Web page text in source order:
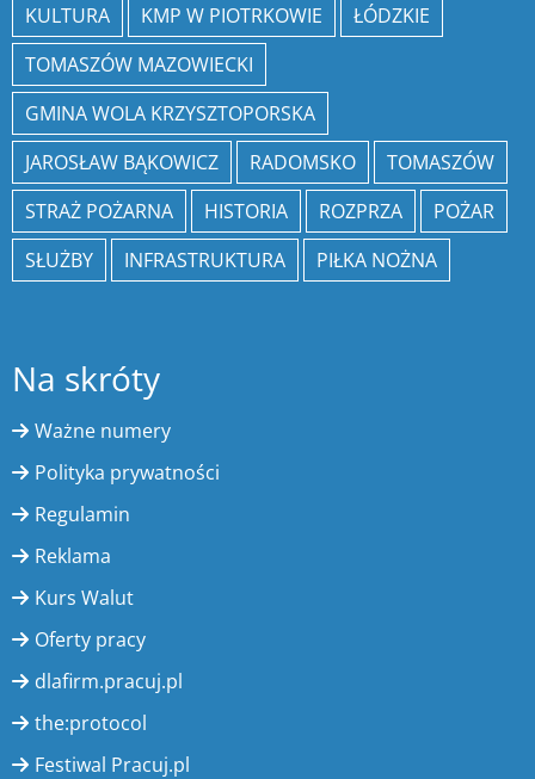
KULTURA
KMP W PIOTRKOWIE
ŁÓDZKIE
TOMASZÓW MAZOWIECKI
GMINA WOLA KRZYSZTOPORSKA
JAROSŁAW BĄKOWICZ
RADOMSKO
TOMASZÓW
STRAŻ POŻARNA
HISTORIA ROZPRZA
POŻAR
SŁUŻBY
INFRASTRUKTURA PIŁKA NOŻNA
Na skróty
Ważne numery
Polityka prywatności
Regulamin
Reklama
Kurs Walut
Oferty pracy
dlafirm.pracuj.pl
the:protocol
Festiwal Pracuj.pl